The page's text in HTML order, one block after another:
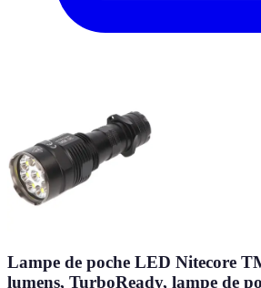
Lampe de poche LED Nitecore
lumens, TurboReady, lampe de